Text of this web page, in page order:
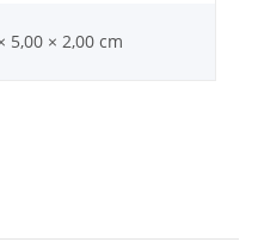
5,00 × 2,00 cm